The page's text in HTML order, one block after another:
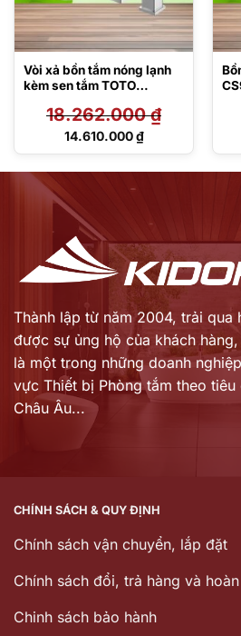
Vòi xả bồn tắm nóng lạnh
kèm sen tắm TOTO
18.262.000₫
Giá
14.610.000₫
Giá
Thành lập từ năm 2004, trải qua
được sự ủng hộ của khách hàng,
là một trong những doanh
vực Thiết bị Phòng tắm theo tiêu
Châu Âu...
CHÍNH SÁCH & QUY ĐỊNH
Chính sách vận chuyển, lắp đặt
Chính sách đổi, trả hàng và
Chinh sách bảo hành